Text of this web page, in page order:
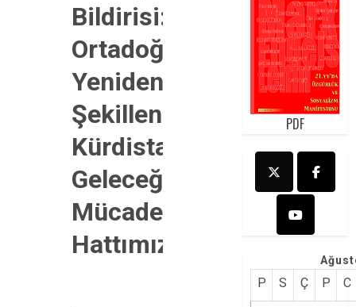
Bildirisi:
Ortadoğu
Yeniden
Şekillenirken
Kürdistan’ın
Geleceği ve
Mücadele
Hattımız
PDF
P S Ç P C